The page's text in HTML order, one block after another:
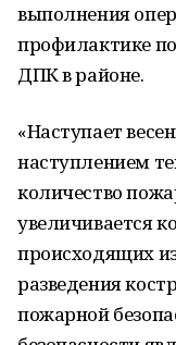
выполнения
профилактике
ДПК в районе.
«Наступает
наступлением
количество
увеличивается
происходящих
разведения
пожарной